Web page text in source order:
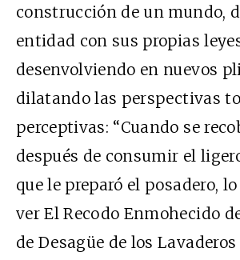
construcción de un mundo,
entidad con sus propias
desenvolviendo en nuevos
dilatando las perspectivas
perceptivas: “Cuando se
después de consumir el
que le preparó el posadero,
ver El Recodo Enmohecido
de Desagüe de los